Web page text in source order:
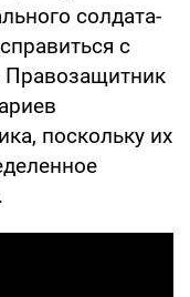
солдата-
с
Правозащитник
поскольку их